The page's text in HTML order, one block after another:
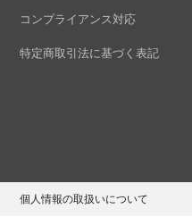
コンプライアンス対応
特定商取引法に基づく表記
個人情報の取扱いについて